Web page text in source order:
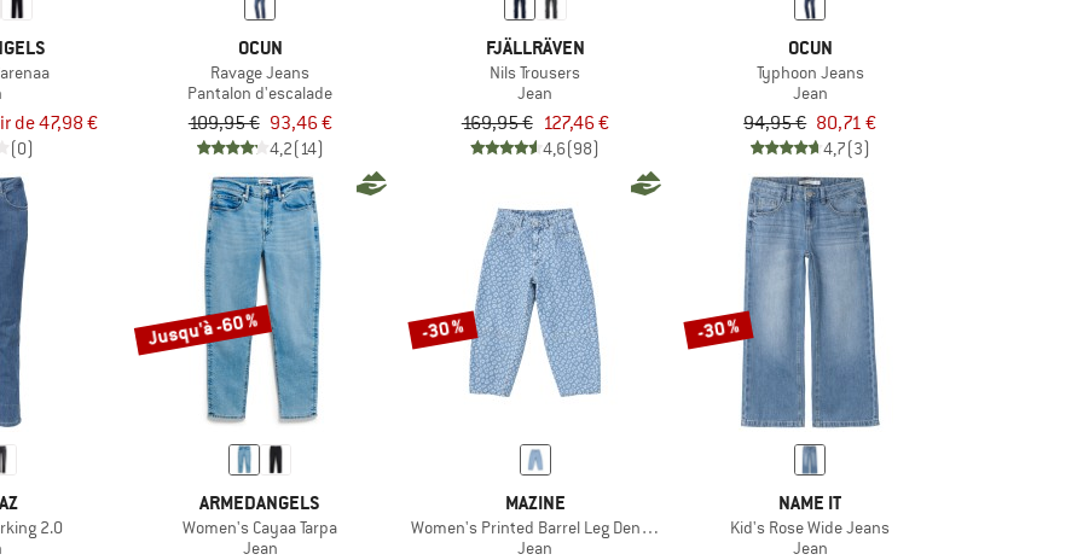
de 47,98 €
(0)
OCUN
Ravage Jeans
Pantalon d'escalade
109,95 € 93,46 €
4,2(14)
FJÄLLRÄVEN
Nils Trousers
Jean
169,95 € 127,46 €
4,6(98)
OCUN
Typhoon Jeans
Jean
94,95 € 80,71 €
4,7(3)
2.0
Jusqu'à -60 %
ARMEDANGELS
Women's Cayaa Tarpa
Jean
-30 %
MAZINE
Women's Printed Barrel Leg Denim Pants
Jean
-30 %
NAME IT
Kid's Rose Wide Jeans
Jean